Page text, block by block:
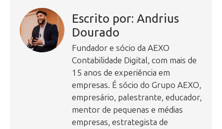
Escrito por: Andrius
Dourado
Fundador e sócio da AEXO
Contabilidade Digital, com mais de
15 anos de experiência em
empresas. É sócio do Grupo AEXO,
empresário, palestrante, educador,
mentor de pequenas e médias
empresas, estrategista de